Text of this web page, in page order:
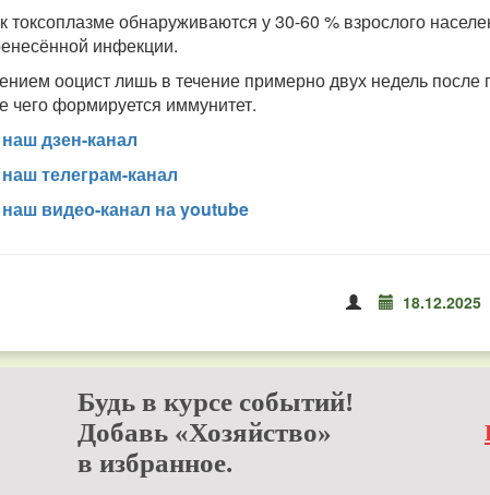
токсоплазме обнаруживаются у 30-60 % взрослого
инфекции.
ооцист лишь в течение примерно двух недель после
чего формируется иммунитет.
дзен-канал
телеграм-канал
видео-канал на youtube
18.12.2025
Будь в курсе событий!
Добавь «Хозяйство»
в избранное.